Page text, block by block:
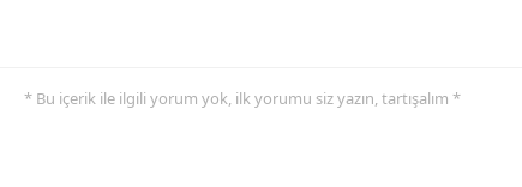
* Bu içerik ile ilgili yorum yok, ilk yorumu siz yazın, tartışalım *